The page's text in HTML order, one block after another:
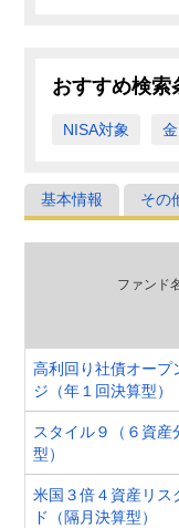
おすすめ検索
NISA対象
基本情報 その
ファンド
高利回り社債オープ
ジ（年１回決算型）
スタイル９（６資産
型）
米国３倍４資産リス
ド（隔月決算型）